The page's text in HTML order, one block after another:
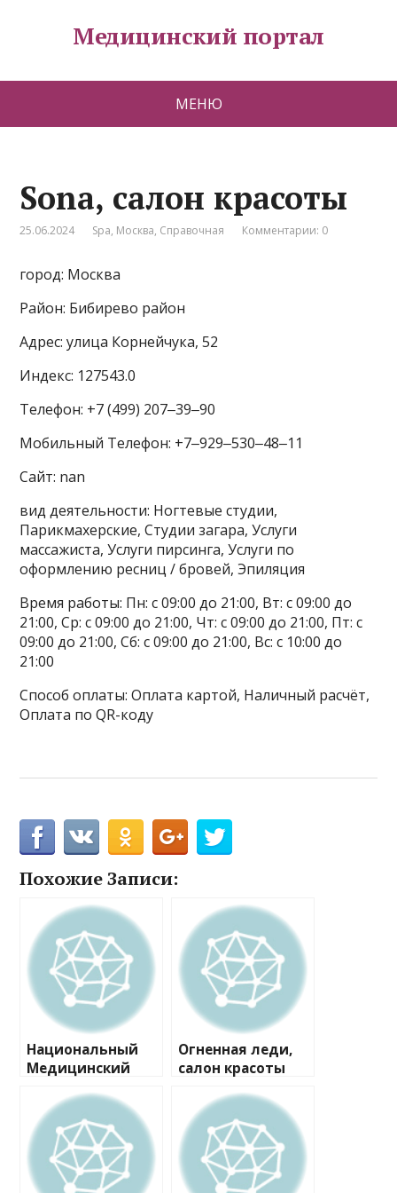
Медицинский портал
МЕНЮ
Sona, салон красоты
25.06.2024 Spa, Москва, Справочная Комментарии: 0
город: Москва
Район: Бибирево район
Адрес: улица Корнейчука, 52
Индекс: 127543.0
Телефон: +7 (499) 207‒39‒90
Мобильный Телефон: +7‒929‒530‒48‒11
Сайт: nan
вид деятельности: Ногтевые студии,
Парикмахерские, Студии загара, Услуги
массажиста, Услуги пирсинга, Услуги по
оформлению ресниц / бровей, Эпиляция
Время работы: Пн: с 09:00 до 21:00, Вт: с 09:00 до
21:00, Ср: с 09:00 до 21:00, Чт: с 09:00 до 21:00, Пт: с
09:00 до 21:00, Сб: с 09:00 до 21:00, Вс: с 10:00 до
21:00
Способ оплаты: Оплата картой, Наличный расчёт,
Оплата по QR-коду
Похожие Записи:
Национальный
Медицинский
ий Центр
Эндокринологии
Огненная леди,
салон красоты